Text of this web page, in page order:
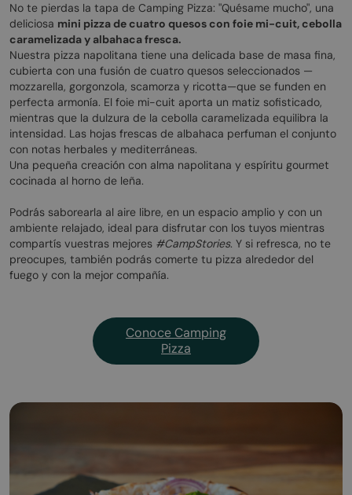
No te pierdas la tapa de Camping Pizza: "Quésame mucho", una
deliciosa mini pizza de cuatro quesos con foie mi-cuit, cebolla
caramelizada y albahaca fresca.
Nuestra pizza napolitana tiene una delicada base de masa fina,
cubierta con una fusión de cuatro quesos seleccionados —
mozzarella, gorgonzola, scamorza y ricotta—que se funden en
perfecta armonía. El foie mi-cuit aporta un matiz sofisticado,
mientras que la dulzura de la cebolla caramelizada equilibra la
intensidad. Las hojas frescas de albahaca perfuman el conjunto
con notas herbales y mediterráneas.
Una pequeña creación con alma napolitana y espíritu gourmet
cocinada al horno de leña.
Podrás saborearla al aire libre, en un espacio amplio y con un
ambiente relajado, ideal para disfrutar con los tuyos mientras
compartís vuestras mejores #CampStories. Y si refresca, no te
preocupes, también podrás comerte tu pizza alrededor del
fuego y con la mejor compañía.
Conoce Camping
Pizza